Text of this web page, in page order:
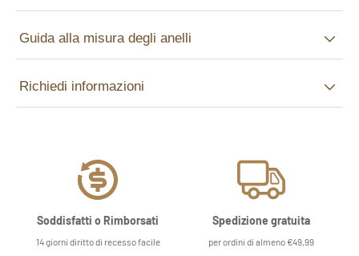
Guida alla misura degli anelli
Richiedi informazioni
Soddisfatti o Rimborsati
14 giorni diritto di recesso facile
Spedizione gratuita
per ordini di almeno €49,99